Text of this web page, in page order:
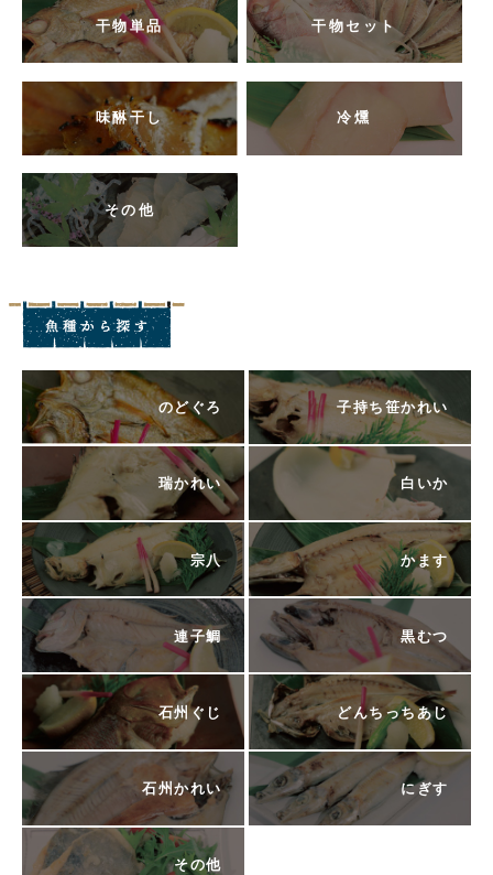
干物単品 干物セット
味醂干し 冷燻
その他
のどぐろ 子持ち笹かれい
瑞かれい 白いか
宗八 かます
連子鯛 黒むつ
石州ぐじ どんちっちあじ
石州かれい にぎす
その他